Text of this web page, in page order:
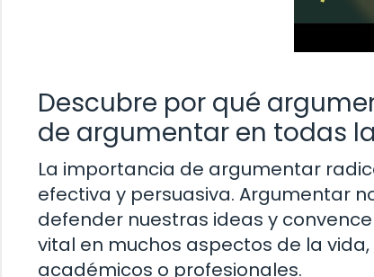
Descubre por qué
de argumentar en todas
La importancia de argumentar
efectiva y persuasiva. Argumentar
defender nuestras ideas y
vital en muchos aspectos de la
académicos o profesionales.